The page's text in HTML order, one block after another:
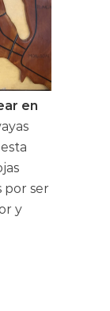
en
por ser
y